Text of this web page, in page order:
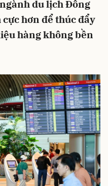
du lịch Đông
hơn để thúc đẩy
hàng không bền
Hủy